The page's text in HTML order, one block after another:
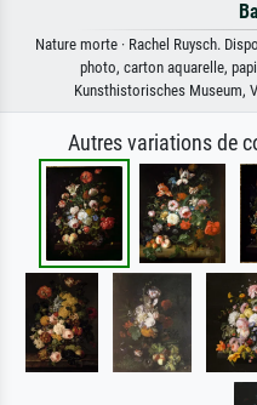
Nature morte · Rachel Ruysch.
photo, carton aquarelle,
Kunsthistorisches Museum,
Autres variations de